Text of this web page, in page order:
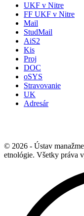
UKF v Nitre
FF UKF v Nitre
Mail
StudMail
AiS2
Kis
Proj
DOC
oSYS
Stravovanie
UK
Adresár
© 2026 - Ústav
etnológie. Všetky práva